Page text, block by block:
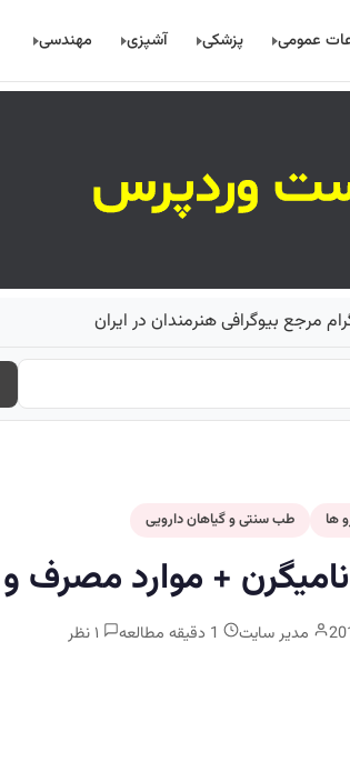
عمومی پزشکی آشپزی مهندسی
مرجع بیوگرافی هنرمندان در ایران
ها طب سنتی و گیاهان دارویی
+ موارد مصرف
مدیر سایت